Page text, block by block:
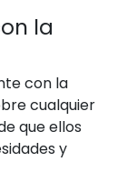
la
con la
cualquier
que ellos
y